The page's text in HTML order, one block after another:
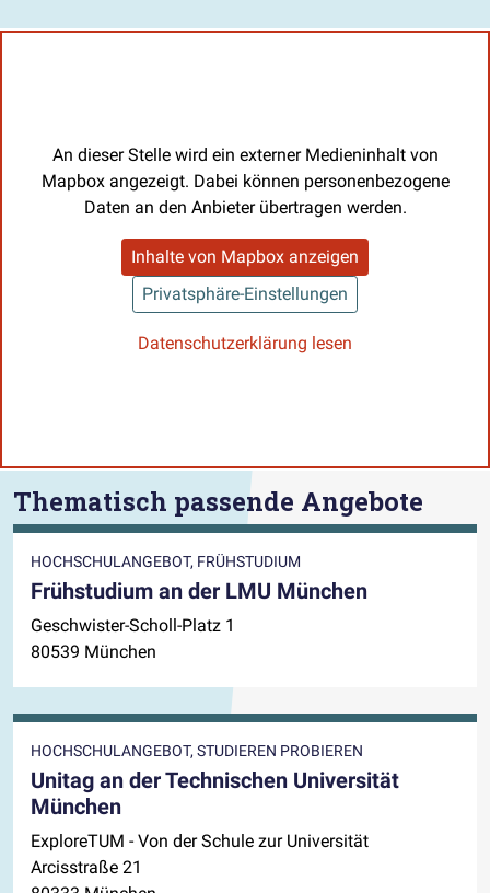
An dieser Stelle wird ein externer Medieninhalt von
Mapbox angezeigt. Dabei können personenbezogene
Daten an den Anbieter übertragen werden.
Inhalte von Mapbox anzeigen
Privatsphäre-Einstellungen
Datenschutzerklärung lesen
Thematisch passende Angebote
HOCHSCHULANGEBOT, FRÜHSTUDIUM
Frühstudium an der LMU München
Geschwister-Scholl-Platz 1
80539 München
HOCHSCHULANGEBOT, STUDIEREN PROBIEREN
Unitag an der Technischen Universität
München
ExploreTUM - Von der Schule zur Universität
Arcisstraße 21